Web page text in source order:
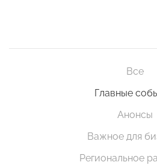
Все
Главные
Анонсы
Важное для
Региональное